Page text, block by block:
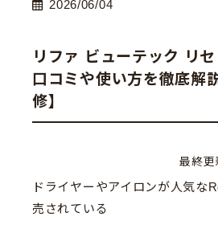
2026/06/04
リファ ビューテック リ
口コミや使い方を徹底解
修】
最終更
ドライヤーやアイロンが人気な
売されている